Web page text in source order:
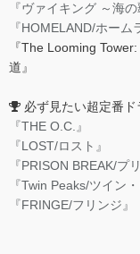
『ヴァイキング ～海
『HOMELAND/ホーム
『The Looming
道』
必ず見たい超定番ド
『THE O.C.』
『LOST/ロスト』
『PRISON BREAK/プ
『Twin Peaks/ツイン
『FRINGE/フリンジ』